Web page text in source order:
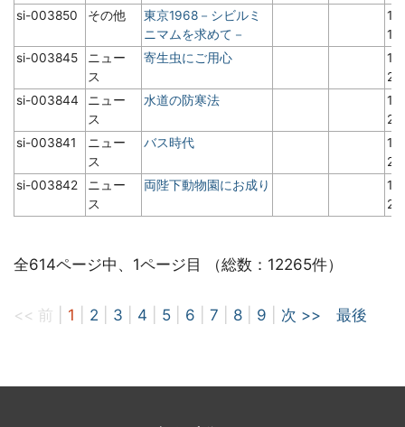
si-003850
その他
東京1968－シビルミ
ニマムを求めて－
1
si-003845
ニュー
ス
寄生虫にご用心
2
si-003844
ニュー
ス
水道の防寒法
2
si-003841
ニュー
ス
バス時代
2
si-003842
ニュー
ス
両陛下動物園にお成り
2
全614ページ中、1ページ目 （総数：12265件）
<< 前 1 2 3 4 5 6 7 8 9 次 >> 最後